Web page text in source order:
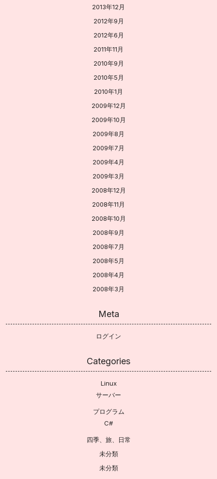
2013年12月
2012年9月
2012年6月
2011年11月
2010年9月
2010年5月
2010年1月
2009年12月
2009年10月
2009年8月
2009年7月
2009年4月
2009年3月
2008年12月
2008年11月
2008年10月
2008年9月
2008年7月
2008年5月
2008年4月
2008年3月
Meta
ログイン
Categories
Linux
サーバー
プログラム
C#
四季、旅、日常
未分類
未分類